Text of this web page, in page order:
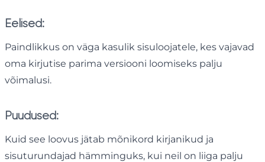
Eelised:
Paindlikkus on väga kasulik sisuloojatele, kes vajavad
oma kirjutise parima versiooni loomiseks palju
võimalusi.
Puudused:
Kuid see loovus jätab mõnikord kirjanikud ja
sisuturundajad hämminguks, kui neil on liiga palju